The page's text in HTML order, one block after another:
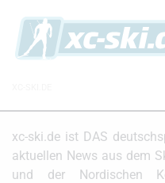
xc-ski.de ist DAS
aktuellen News aus dem
und der Nordischen